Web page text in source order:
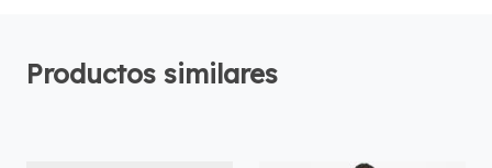
Productos similares